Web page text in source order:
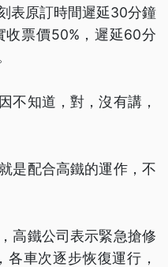
表原訂時間遲延30分鐘
票價50%，遲延60分
不知道，對，沒有講，
是配合高鐵的運作，不
高鐵公司表示緊急搶修
車次逐步恢復運行，